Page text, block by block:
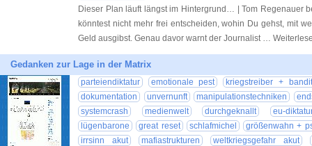
Dieser Plan läuft längst im Hintergrund… | Tom Regenauer
könntest nicht mehr frei entscheiden, wohin Du gehst, mit
Geld ausgibst. Genau davor warnt der Journalist …
Gedanken zur Lage in der Matrix
parteiendiktatur emotionale pest
kriegstreiber +
dokumentation
unvernunft manipulationstechniken
systemcrash
medienwelt durchgeknallt
eu-
lügenbarone
great reset schlafmichel
größenwahn +
irrsinn akut
mafiastrukturen
weltkriegsgefahr akut